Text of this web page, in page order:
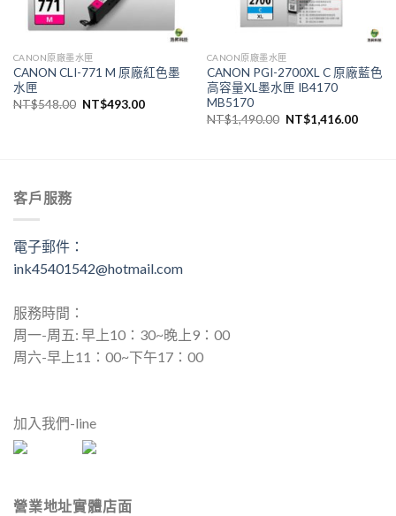
CANON原廠墨水匣
CANON CLI-771 M 原廠紅色墨
水匣
NT$548.00 原
NT$493.00目
CANON原廠墨水匣
CANON PGI-2700XL C 原廠藍色
高容量XL墨水匣 IB4170
MB5170
NT$1,490.00 原
NT$1,416.00目
客戶服務
電子郵件：
ink45401542@hotmail.com
服務時間：
周一-周五: 早上10：30~晚上9：00
周六-早上11：00~下午17：00
加入我們-line
營業地址實體店面